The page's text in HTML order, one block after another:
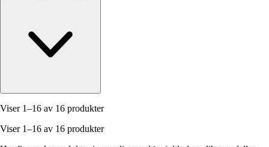
Viser 1–16 av 16 produkter
Viser 1–16 av 16 produkter